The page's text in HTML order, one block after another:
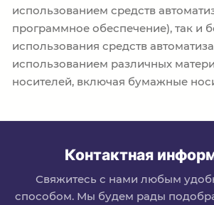
использованием средств
программное обеспечение), так и
использования средств
использованием различных
носителей, включая бумажные
Контактная
Свяжитесь с нами любым
способом. Мы будем рады